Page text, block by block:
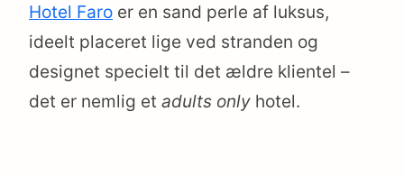
Hotel Faro er en sand perle af luksus,
ideelt placeret lige ved stranden og
designet specielt til det ældre klientel –
det er nemlig et adults only hotel.